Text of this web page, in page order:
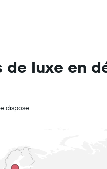
luxe en
dispose.